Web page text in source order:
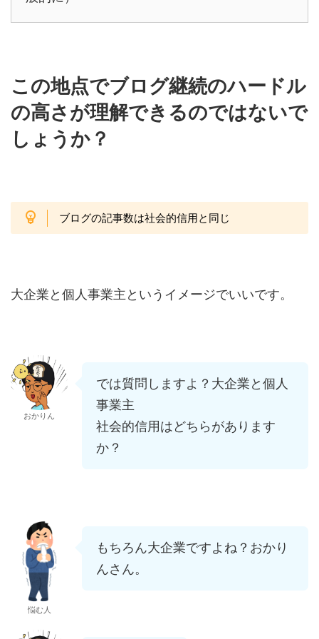
この地点でブログ継続のハードル
の高さが理解できるのではないで
しょうか？
ブログの記事数は社会的信用と同じ
大企業と個人事業主というイメージでいいです。
おかりん
では質問しますよ？大企業と個人
事業主
社会的信用はどちらがあります
か？
悩む人
もちろん大企業ですよね？おかり
んさん。